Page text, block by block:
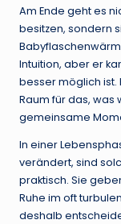
Am Ende geht es
besitzen, sondern
Intuition, aber er
besser möglich ist.
Raum für das, was
gemeinsame
In einer
verändert, sind
praktisch. Sie
Ruhe im oft
deshalb